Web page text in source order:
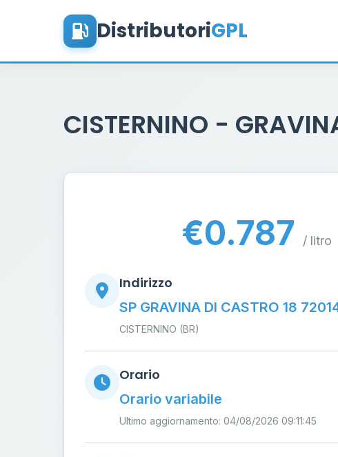
DistributoriGPL
CISTERNINO -
€0.787 / litro
Indirizzo
SP GRAVINA DI CASTRO 18
CISTERNINO (BR)
Orario
Orario variabile
Ultimo aggiornamento: 04/08/2026 09:11:45